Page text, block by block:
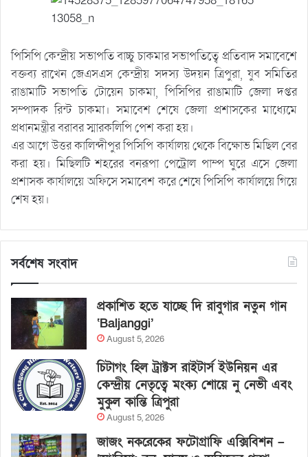
পিসিপি কেন্দ্রীয় সভাপতি বাচ্চু চাকমার সভাপতিত্বে প্রতিবাদ সমাবেশে
বক্তব্য রাখেন জেএসএস কেন্দ্রীয় সদস্য উদয়ন ত্রিপুরা, যুব সমিতির
রাঙামাটি সভাপতি টোয়েন চাকমা, পিসিপির রাঙামাটি জেলা দপ্তর
সম্পাদক রিন্ট চাকমা। সমাবেশ শেষে জেলা প্রশাসকের মাধ্যেমে
প্রধানমন্ত্রীর বরাবর স্মারকলিপি পেশ করা হয়।
এর আগে উত্তর কালিন্দীপুর পিসিপি কার্যালয় থেকে বিক্ষোভ মিছিল বের
করা হয়। মিছিলটি শহরের বনরূপা পেট্রোল পাম্প ঘুরে এসে জেলা
প্রশাসক কার্যালয়ে অফিসে সমাবেশ করে শেষে পিসিপি কার্যালয়ে গিয়ে
শেষ হয়।
সর্বশেষ সংবাদ
প্রকাশিত হতে যাচ্ছে দি রাবুগার নতুন গান
‘Baljanggi’
August 5, 2026
চিটাগং হিল ট্রাক্টস রাইটার্স ইউনিয়ন এর
কেন্দ্রীয় নেতৃত্বে মংক্য শোয়ে নু নেভী এবং
মুকুল কান্তি ত্রিপুরা
August 5, 2026
জাজং নকরেকের ফটোগ্রাফি এক্সিবিশন –